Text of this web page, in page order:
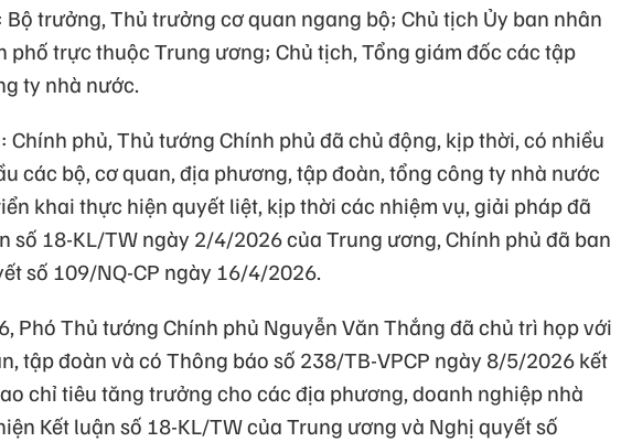
trưởng, Thủ trưởng cơ quan ngang bộ; Chủ tịch Ủy ban nhân
phố trực thuộc Trung ương; Chủ tịch, Tổng giám đốc các tập
ty nhà nước.
Chính phủ, Thủ tướng Chính phủ đã chủ động, kịp thời, có nhiều
các bộ, cơ quan, địa phương, tập đoàn, tổng công ty nhà nước
khai thực hiện quyết liệt, kịp thời các nhiệm vụ, giải pháp đã
số 18-KL/TW ngày 2/4/2026 của Trung ương, Chính phủ đã ban
số 109/NQ-CP ngày 16/4/2026.
Phó Thủ tướng Chính phủ Nguyễn Văn Thắng đã chủ trì họp với
tập đoàn và có Thông báo số 238/TB-VPCP ngày 8/5/2026 kết
chỉ tiêu tăng trưởng cho các địa phương, doanh nghiệp nhà
Kết luận số 18-KL/TW của Trung ương và Nghị quyết số